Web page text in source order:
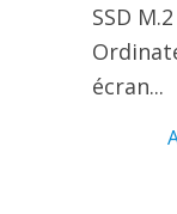
SSD
écran...